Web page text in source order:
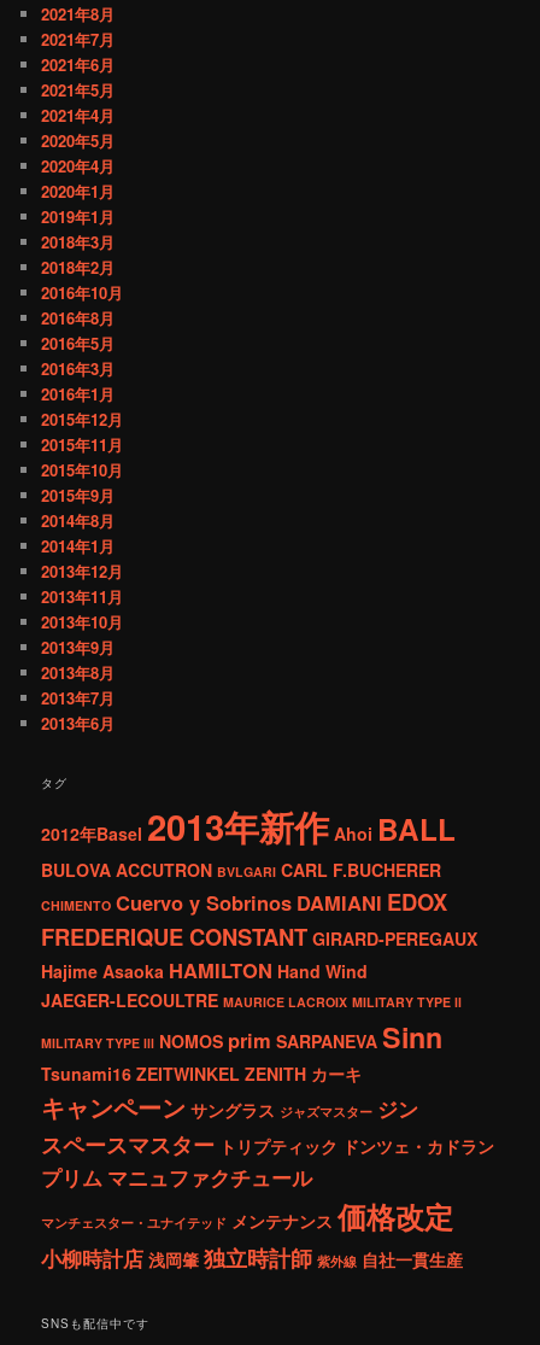
2021年8月
2021年7月
2021年6月
2021年5月
2021年4月
2020年5月
2020年4月
2020年1月
2019年1月
2018年3月
2018年2月
2016年10月
2016年8月
2016年5月
2016年3月
2016年1月
2015年12月
2015年11月
2015年10月
2015年9月
2014年8月
2014年1月
2013年12月
2013年11月
2013年10月
2013年9月
2013年8月
2013年7月
2013年6月
タグ
2012年Basel 2013年新作 Ahoi BALL
BULOVA ACCUTRON BVLGARI CARL F.BUCHERER
CHIMENTO Cuervo y Sobrinos DAMIANI EDOX
FREDERIQUE CONSTANT GIRARD-PEREGAUX
Hajime Asaoka HAMILTON Hand Wind
JAEGER-LECOULTRE MAURICE LACROIX MILITARY TYPE ll
MILITARY TYPE lll NOMOS prim SARPANEVA Sinn
Tsunami16 ZEITWINKEL ZENITH カーキ
キャンペーン サングラス ジャズマスター ジン
スペースマスター トリプティック ドンツェ・カドラン
プリム マニュファクチュール
マンチェスター・ユナイテッド メンテナンス 価格改定
小柳時計店 浅岡肇 独立時計師 紫外線 自社一貫生産
SNSも配信中です